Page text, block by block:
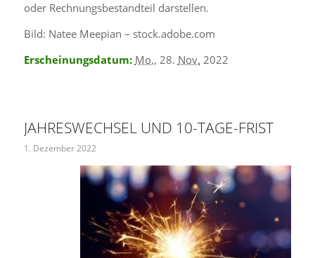
oder Rechnungsbestandteil darstellen.
Bild: Natee Meepian – stock.adobe.com
Erscheinungsdatum: Mo., 28. Nov. 2022
JAHRESWECHSEL UND 10-TAGE-FRIST
1. Dezember 2022